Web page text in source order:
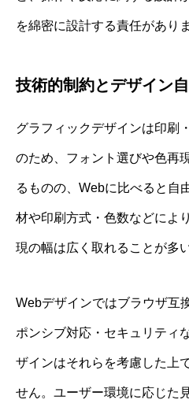
を綿密に設計する責任がありま
技術的制約とデザイン
グラフィックデザインは印刷
のため、フォント選びや色再
るものの、Webに比べると自
材や印刷方式・色数などによ
現の幅は広く取れることが多
Webデザインではブラウザ互
ポンシブ対応・セキュリティ
ザインはそれらを考慮した上
せん。ユーザー環境に応じた